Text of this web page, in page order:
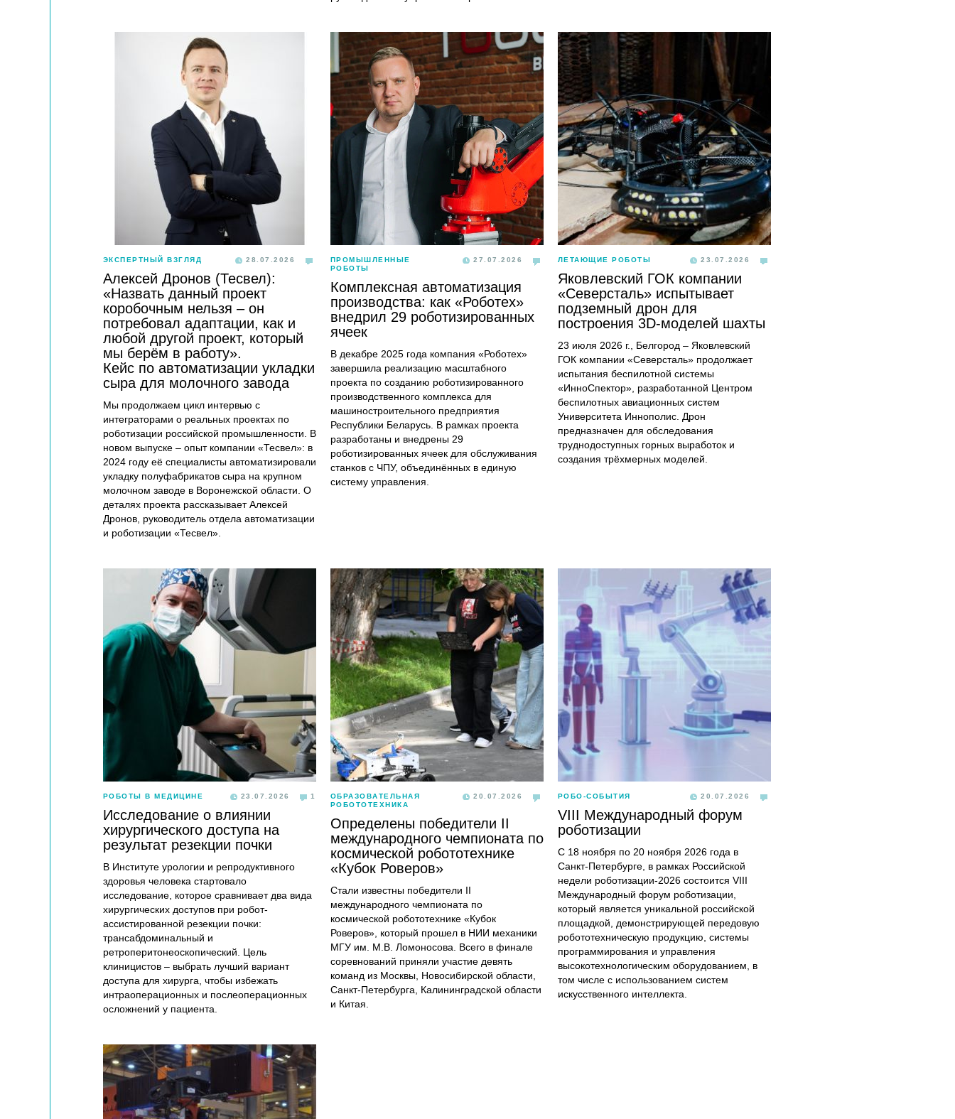
ЭКСПЕРТНЫЙ ВЗГЛЯД 28.07.2026
Алексей Дронов (Тесвел):
«Назвать данный проект
коробочным нельзя – он
потребовал адаптации, как и
любой другой проект, который
мы берём в работу».
Кейс по автоматизации укладки
сыра для молочного завода
Мы продолжаем цикл интервью с
интеграторами о реальных проектах по
роботизации российской промышленности. В
новом выпуске – опыт компании «Тесвел»: в
2024 году её специалисты автоматизировали
укладку полуфабрикатов сыра на крупном
молочном заводе в Воронежской области. О
деталях проекта рассказывает Алексей
Дронов, руководитель отдела автоматизации
и роботизации «Тесвел».
ПРОМЫШЛЕННЫЕ
РОБОТЫ
27.07.2026
Комплексная автоматизация
производства: как «Роботех»
внедрил 29 роботизированных
ячеек
В декабре 2025 года компания «Роботех»
завершила реализацию масштабного
проекта по созданию роботизированного
производственного комплекса для
машиностроительного предприятия
Республики Беларусь. В рамках проекта
разработаны и внедрены 29
роботизированных ячеек для обслуживания
станков с ЧПУ, объединённых в единую
систему управления.
ЛЕТАЮЩИЕ РОБОТЫ 23.07.2026
Яковлевский ГОК компании
«Северсталь» испытывает
подземный дрон для
построения 3D-моделей шахты
23 июля 2026 г., Белгород – Яковлевский
ГОК компании «Северсталь» продолжает
испытания беспилотной системы
«ИнноСпектор», разработанной Центром
беспилотных авиационных систем
Университета Иннополис. Дрон
предназначен для обследования
труднодоступных горных выработок и
создания трёхмерных моделей.
РОБОТЫ В МЕДИЦИНЕ 23.07.2026 1
Исследование о влиянии
хирургического доступа на
результат резекции почки
В Институте урологии и репродуктивного
здоровья человека стартовало
исследование, которое сравнивает два вида
хирургических доступов при робот-
ассистированной резекции почки:
трансабдоминальный и
ретроперитонеоскопический. Цель
клиницистов – выбрать лучший вариант
доступа для хирурга, чтобы избежать
интраоперационных и послеоперационных
осложнений у пациента.
ОБРАЗОВАТЕЛЬНАЯ
РОБОТОТЕХНИКА
20.07.2026
Определены победители II
международного чемпионата по
космической робототехнике
«Кубок Роверов»
Стали известны победители II
международного чемпионата по
космической робототехнике «Кубок
Роверов», который прошел в НИИ механики
МГУ им. М.В. Ломоносова. Всего в финале
соревнований приняли участие девять
команд из Москвы, Новосибирской области,
Санкт-Петербурга, Калининградской области
и Китая.
РОБО-СОБЫТИЯ 20.07.2026
VIII Международный форум
роботизации
С 18 ноября по 20 ноября 2026 года в
Санкт-Петербурге, в рамках Российской
недели роботизации-2026 состоится VIII
Международный форум роботизации,
который является уникальной российской
площадкой, демонстрирующей передовую
робототехническую продукцию, системы
программирования и управления
высокотехнологическим оборудованием, в
том числе с использованием систем
искусственного интеллекта.